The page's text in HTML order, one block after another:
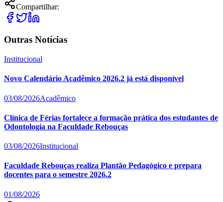
Compartilhar:
Outras Notícias
Institucional
Novo Calendário Acadêmico 2026.2 já está disponível
03/08/2026Acadêmico
Clínica de Férias fortalece a formação prática dos estudantes de
Odontologia na Faculdade Rebouças
03/08/2026Institucional
Faculdade Rebouças realiza Plantão Pedagógico e prepara
docentes para o semestre 2026.2
01/08/2026